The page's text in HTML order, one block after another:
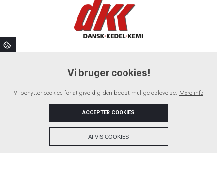
Varmesystemer Dampsystemer
Vi bruger cookies!
Vi benytter cookies for at give dig den bedst mulige oplevelse. More info
ACCEPTER COOKIES
AFVIS COOKIES